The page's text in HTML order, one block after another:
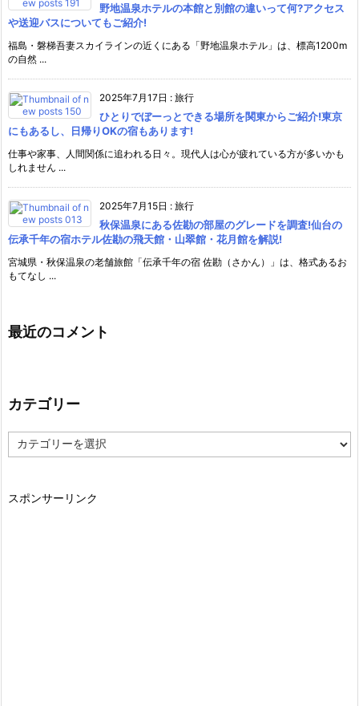
野地温泉ホテルの本館と別館の違いって何?アクセス
や送迎バスについてもご紹介!
福島・磐梯吾妻スカイラインの近くにある「野地温泉ホテル」は、標高1200m
の自然 ...
2025年7月17日 : 旅行
ひとりでぼーっとできる場所を関東からご紹介!東京
にもあるし、日帰りOKの宿もあります!
仕事や家事、人間関係に追われる日々。現代人は心が疲れている方が多いかも
しれません ...
2025年7月15日 : 旅行
秋保温泉にある佐勘の部屋のグレードを調査!仙台の
伝承千年の宿ホテル佐勘の飛天館・山翠館・花月館を解説!
宮城県・秋保温泉の老舗旅館「伝承千年の宿 佐勘（さかん）」は、格式あるお
もてなし ...
最近のコメント
カテゴリー
テ
ー
スポンサーリンク